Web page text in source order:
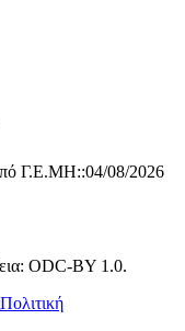
Γ.Ε.ΜΗ::04/08/2026
ODC-BY 1.0.
Πολιτική